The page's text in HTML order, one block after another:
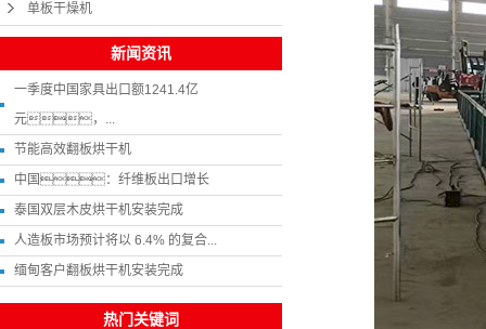
单板干燥机
新闻资讯
一季度中国家具出口额1241.4亿
元，...
节能高效翻板烘干机
中国：纤维板出口增长
泰国双层木皮烘干机安装完成
人造板市场预计将以 6.4% 的复合...
缅甸客户翻板烘干机安装完成
热门关键词